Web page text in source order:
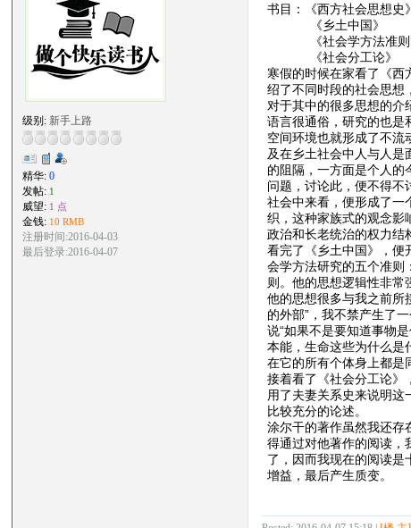
级别: 新手上路
精华:0
发帖: 1
威望: 1 点
金钱: 10 RMB
注册时间:2016-04-03
最后登录:2016-04-07
书目：《西方社会思想史》
《乡土中国》
《社会学方法准则
《社会分工论》
寒假的时候在家看了《西
绍了不同时段的社会思想
对于其中的很多思想的介
语言很通俗，研究的也
空间环境也就形成了不流
及在乡土社会中人与人是
的阻隔，一方面是个人的
问题，讨论此，便不得不
社会中来看，便形成了一
织，这种家族式的观念影
政治和长老统治的权力结
看完了《乡土中国》，便
会学方法研究的五个准则
则。他的思想逻辑性非常
他的思想很多与我之前所
的外部”，我不禁产生了
说“如果不是要知道事物
本能，生命这些为什么是
在它的所有个体身上都是
接着看了《社会分工论》
用了夫妻关系史来说明
比较充分的论述。
涂尔干的著作虽然我还存
得通过对他著作的阅读，
了，因而我现在的阅读是
增益，最后产生质变。